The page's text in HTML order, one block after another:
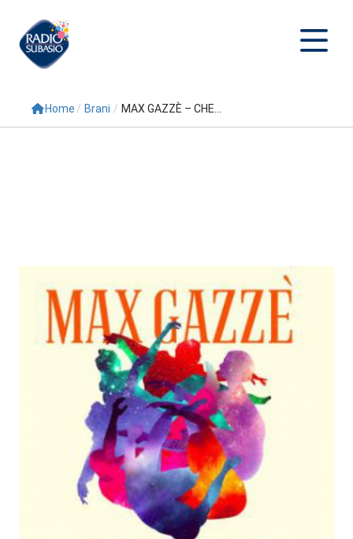
Cerca
Programmi
Conduttori
Repliche
Podcast
3xTe
Interviste
Novità
Subasio Playlist
Home / Brani / MAX GAZZÈ – CHE...